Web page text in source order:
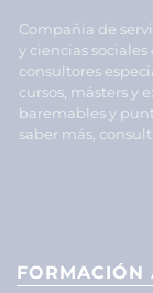
Compañía de
y ciencias
consultores
cursos, másters y
baremables y
saber más,
FORMACIÓN